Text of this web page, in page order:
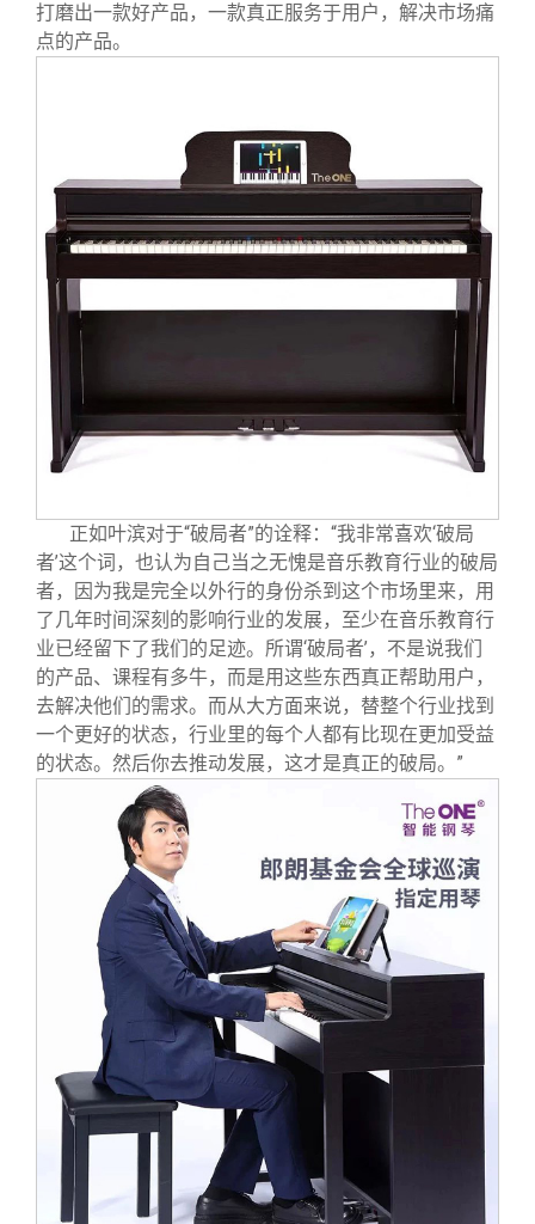
打磨出一款好产品，一款真正服务于用户，解决市场痛
点的产品。
正如叶滨对于“破局者”的诠释：“我非常喜欢‘破局
者’这个词，也认为自己当之无愧是音乐教育行业的破局
者，因为我是完全以外行的身份杀到这个市场里来，用
了几年时间深刻的影响行业的发展，至少在音乐教育行
业已经留下了我们的足迹。所谓‘破局者’，不是说我们
的产品、课程有多牛，而是用这些东西真正帮助用户，
去解决他们的需求。而从大方面来说，替整个行业找到
一个更好的状态，行业里的每个人都有比现在更加受益
的状态。然后你去推动发展，这才是真正的破局。”